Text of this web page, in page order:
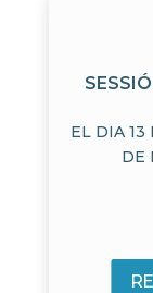
EL DIA 13
DE